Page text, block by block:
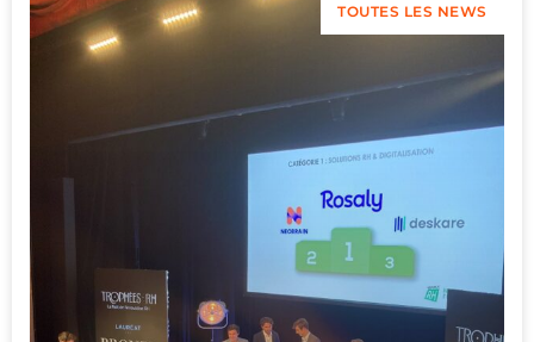
TOUTES LES NEWS